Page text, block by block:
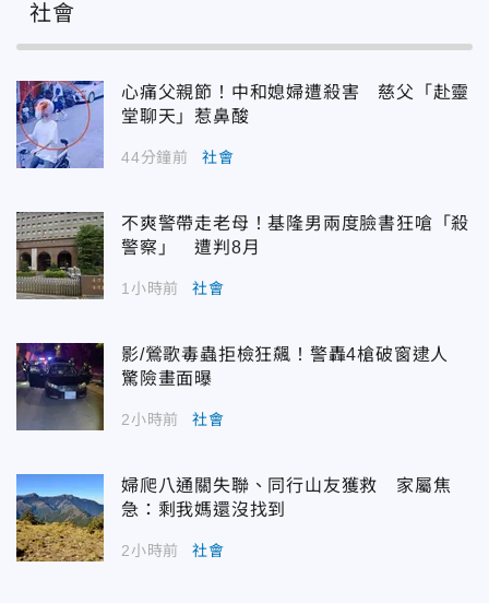
社會
心痛父親節！中和媳婦遭殺害 慈父「赴靈
堂聊天」惹鼻酸
44分鐘前 社會
不爽警帶走老母！基隆男兩度臉書狂嗆「殺
警察」 遭判8月
1小時前 社會
影/鶯歌毒蟲拒檢狂飆！警轟4槍破窗逮人
驚險畫面曝
2小時前 社會
婦爬八通關失聯、同行山友獲救 家屬焦
急：剩我媽還沒找到
2小時前 社會